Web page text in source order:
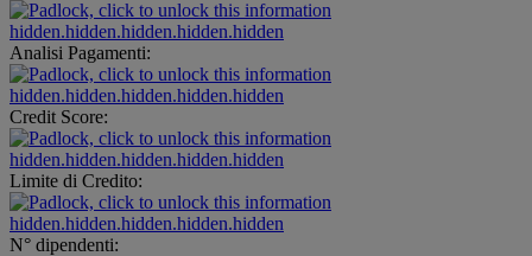
hidden.hidden.hidden.hidden.hidden
Analisi Pagamenti:
hidden.hidden.hidden.hidden.hidden
Credit Score:
hidden.hidden.hidden.hidden.hidden
Limite di Credito:
hidden.hidden.hidden.hidden.hidden
N° dipendenti: